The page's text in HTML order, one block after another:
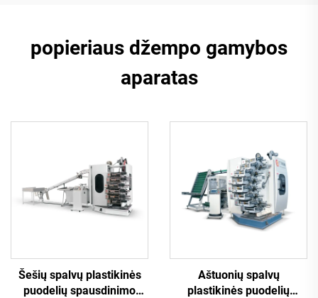
popieriaus džempo gamybos
aparatas
Šešių spalvų plastikinės
puodelių spausdinimo
Aštuonių spalvų
plastikinės puodelių